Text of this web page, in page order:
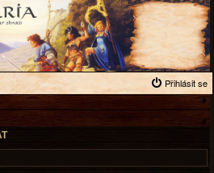
Přihlásit se